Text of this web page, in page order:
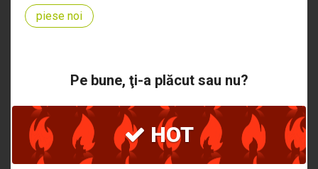
piese noi
Pe bune, ţi-a plăcut sau nu?
HOT